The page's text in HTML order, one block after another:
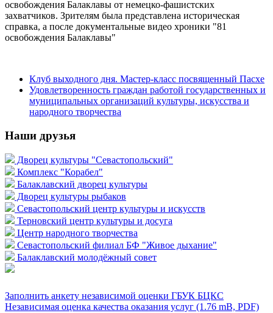
освобождения Балаклавы от немецко-фашистских
захватчиков. Зрителям была представлена историческая
справка, а после документальные видео хроники "81
освобождения Балаклавы"
Клуб выходного дня. Мастер-класс посвященный Пасхе
Удовлетворенность граждан работой государственных и
муниципальных организаций культуры, искусства и
народного творчества
Наши друзья
Дворец культуры "Севастопольский"
Комплекс "Корабел"
Балаклавский дворец культуры
Дворец культуры рыбаков
Севастопольский центр культуры и искусств
Терновский центр культуры и досуга
Центр народного творчества
Севастопольский филиал БФ "Живое дыхание"
Балаклавский молодёжный совет
Заполнить анкету независимой оценки ГБУК БЦКС
Независимая оценка качества оказания услуг (1.76 mB, PDF)